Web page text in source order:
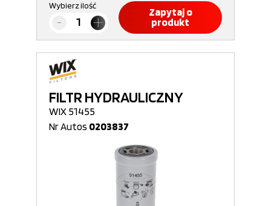
Wybierz ilość
Zapytaj o
produkt
FILTR HYDRAULICZNY
WIX 51455
Nr Autos 0203837